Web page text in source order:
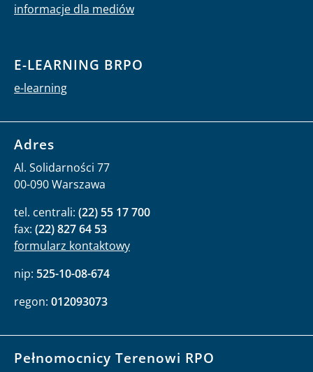
informacje dla mediów
E-LEARNING BRPO
e-learning
Adres
Al. Solidarności 77
00-090 Warszawa
tel. centrali: (22) 55 17 700
fax: (22) 827 64 53
formularz kontaktowy
nip: 525-10-08-674
regon: 012093073
Pełnomocnicy Terenowi RPO